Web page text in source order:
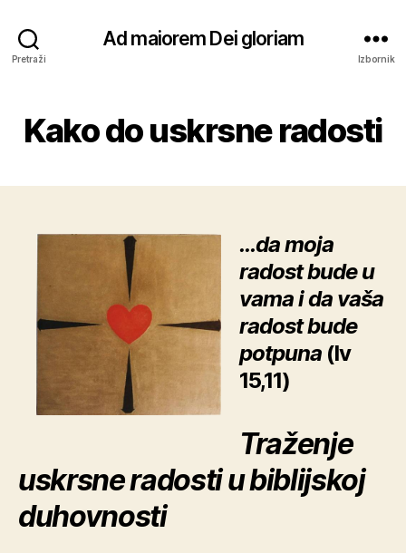
Pretraži
Ad maiorem Dei gloriam
Izbornik
Kako do uskrsne radosti
…da moja
radost bude u
vama i da vaša
radost bude
potpuna (Iv
15,11)
Traženje
uskrsne radosti u biblijskoj
duhovnosti